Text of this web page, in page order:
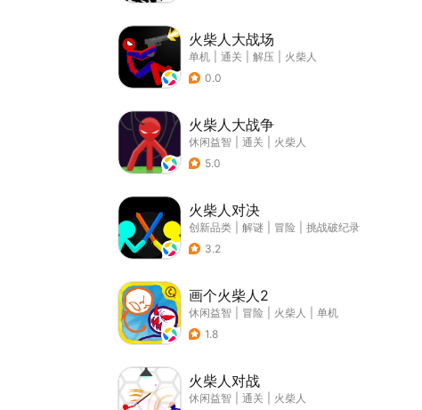
火柴人大战场
单机 通关 解压
火柴人
0.0
火柴人大战争
休闲益智 通关
火柴人
5.0
火柴人对决
创新品类 解谜 冒险
挑战破纪录
3.2
画个火柴人2
休闲益智 冒险 火柴人
单机
1.8
火柴人对战
休闲益智 通关
火柴人